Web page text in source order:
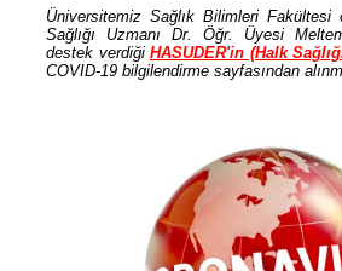
Üniversitemiz Sağlık Bilimleri Fakültesi
Sağlığı Uzmanı Dr. Öğr. Üyesi
destek verdiği HASUDER'in (Halk
COVID-19 bilgilendirme sayfasından